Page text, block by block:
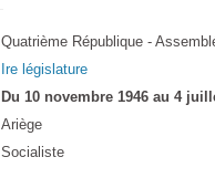
Quatrième République -
Ire législature
Du 10 novembre 1946 au 4
Ariège
Socialiste